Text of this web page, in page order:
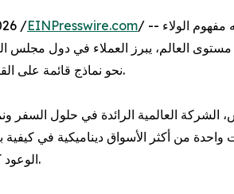
/EINPresswire.com/ -- في وقت يشهد فيه مفهوم الولاء
العالم، يبرز العملاء في دول مجلس
نحو نماذج قائمة على القيمة الفعلية والتجربة اليومية بدلًا من الأساليب التقليدية.
العالمية الرائدة في حلول السفر
من أكثر الأسواق ديناميكية في كيفية
الوعود كافية، بل أصبحت القيمة الملموسة هي العامل الحاسم.